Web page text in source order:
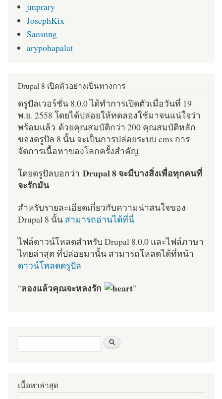
jmprary
JosephKix
Sansnng
arypohapalat
Drupal 8 เปิดตัวอย่างเป็นทางการ
ดรูปัลเวอร์ชั่น 8.0.0 ได้ทำการเปิดตัวเมื่อวันที่ 19
พ.ย. 2558 โดยได้ปล่อยให้ทดลองใช้มาจนแน่ใจว่า
พร้อมแล้ว ด้วยคุณสมบัติกว่า 200 คุณสมบัติหลัก
ของดรูปัล 8 นั้น จะเป็นการปล่อยระบบ cms การ
จัดการเนื้อหาของโลกครั้งสำคัญ
โดยดรูปัลบอกว่า Drupal 8 จะมีบางสิ่งเพื่อทุกคนที่
จะรักมัน
สำหรับรายละเอียดเกี่ยวกับความน่าสนใจของ
Drupal 8 นั้น สามารถอ่านได้ที่นี่
ไฟล์ดาวน์โหลดสำหรับ Drupal 8.0.0 และไฟล์ภาษา
ไทยล่าสุด ที่ปล่อยมานั้น สามารถโหลดได้ที่หน้า
ดาวน์โหลดดรูปัล
"ลองแล้วคุณจะหลงรัก "
ฟอร์มค้นหา
เนื้อหาล่าสุด